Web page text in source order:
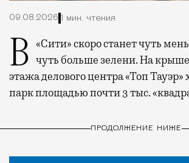
09.08.2026 1 мин. чтения
В «Сити» скоро станет чуть меньше стекла и чуть больше зелени. На
этажа делового центра «Топ Тауэр»
парк площадью почти 3 тыс.
ПРОДОЛЖЕНИЕ НИЖЕ